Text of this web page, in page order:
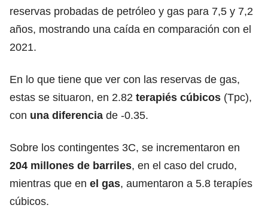
reservas probadas de petróleo y gas para 7,5 y 7,2
años, mostrando una caída en comparación con el
2021.
En lo que tiene que ver con las reservas de gas,
estas se situaron, en 2.82 terapiés cúbicos (Tpc),
con una diferencia de -0.35.
Sobre los contingentes 3C, se incrementaron en
204 millones de barriles, en el caso del crudo,
mientras que en el gas, aumentaron a 5.8 terapíes
cúbicos.